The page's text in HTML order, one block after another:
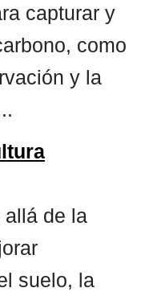
capturar y
como
y la
allá de la
suelo, la